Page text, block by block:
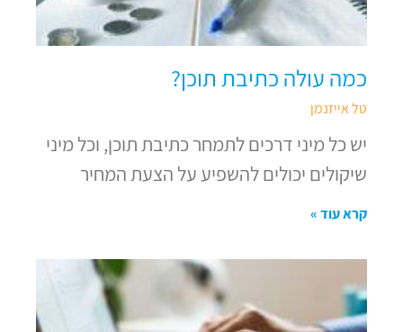
כמה עולה כתיבת תוכן?
טל אייזנמן
יש כל מיני דרכים לתמחר כתיבת תוכן, וכל מיני
שיקולים יכולים להשפיע על הצעת המחיר
קרא עוד »